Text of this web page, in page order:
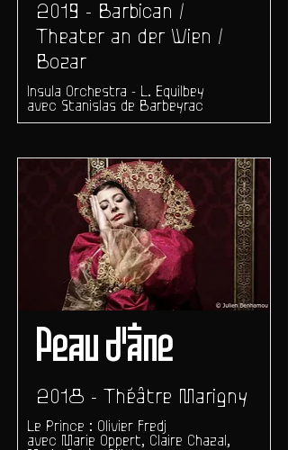
2019 - Barbican /
Theater an der Wien /
Bozar
Insula Orchestra - L. Equilbey
avec Stanislas de Barbeyrac
Peau d'âne
2018 - Théâtre Marigny
Le Prince : Olivier Fredj
avec Marie Oppert, Claire Chazal,